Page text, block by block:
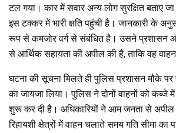
टल गया। कार में सवार अन्य लोग सुरक्षित बताए
इस टक्कर में भारी क्षति पहुंची है। जानकारी के
रूप से कमजोर वर्ग से संबंधित है। उसने प्रशासन
से आर्थिक सहायता की अपील की है, ताकि वह
घटना की सूचना मिलते ही पुलिस प्रशासन मौके
का जायजा लिया। पुलिस ने दोनों वाहनों को कब्जे
शुरू कर दी है। अधिकारियों ने आम जनता से अपील
रिहायशी क्षेत्रों में वाहन चलाते समय गति सीमा